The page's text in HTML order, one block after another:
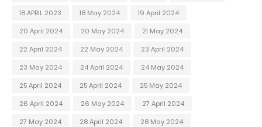
18 APRIL 2023
18 May 2024
19 April 2024
20 April 2024
20 May 2024
21 May 2024
22 April 2024
22 May 2024
23 April 2024
23 May 2024
24 April 2024
24 May 2024
25 April 2024
25 April 2024
25 May 2024
26 April 2024
26 May 2024
27 April 2024
27 May 2024
28 April 2024
28 May 2024